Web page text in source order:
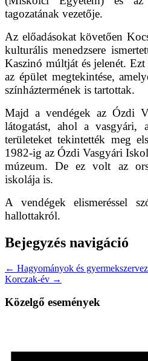
tagozatának vezetője.
Az előadásokat követően
kulturális menedzsere
Kaszinó múltját és jelenét. Ezt
az épület megtekintése,
színháztermének is tartottak.
Majd a vendégek az Ózdi
látogatást, ahol a vasgyári,
területeket tekintették meg
1982-ig az Ózdi Vasgyári
múzeum. De ez volt az
iskolája is.
A vendégek elismeréssel
hallottakról.
Bejegyzés navigáció
← Hagyományok és
Korczak-év →
Közelgő események